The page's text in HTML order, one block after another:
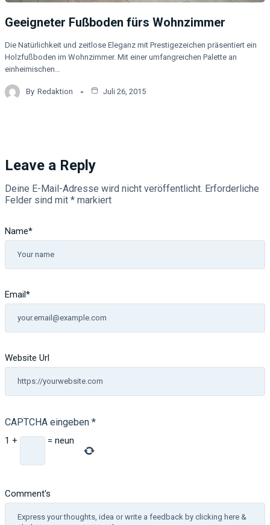
Geeigneter Fußboden fürs Wohnzimmer
Die Natürlichkeit und zeitlose Eleganz mit Prestigezeichen präsentiert ein
Holzfußboden im Wohnzimmer. Mit einer umfangreichen Palette an
einheimischen…
By Redaktion Juli 26, 2015
Leave a Reply
Deine E-Mail-Adresse wird nicht veröffentlicht. Erforderliche
Felder sind mit * markiert
Comment's
Name*
Email*
Website Url
CAPTCHA eingeben *
1 + = neun